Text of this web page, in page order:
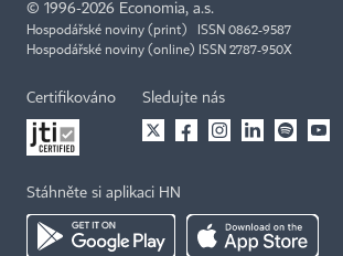
© 1996-2026 Economia, a.s.
Hospodářské noviny (print) ISSN 0862-9587
Hospodářské noviny (online) ISSN 2787-950X
Certifikováno Sledujte nás
Stáhněte si aplikaci HN